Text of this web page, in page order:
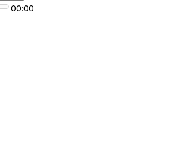
00:00